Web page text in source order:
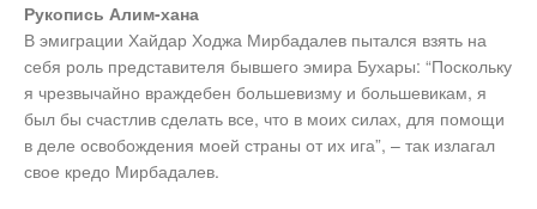
Рукопись Алим-хана
В эмиграции Хайдар Ходжа Мирбадалев пытался взять на
себя роль представителя бывшего эмира Бухары: “Поскольку
я чрезвычайно враждебен большевизму и большевикам, я
был бы счастлив сделать все, что в моих силах, для помощи
в деле освобождения моей страны от их ига”, – так излагал
свое кредо Мирбадалев.